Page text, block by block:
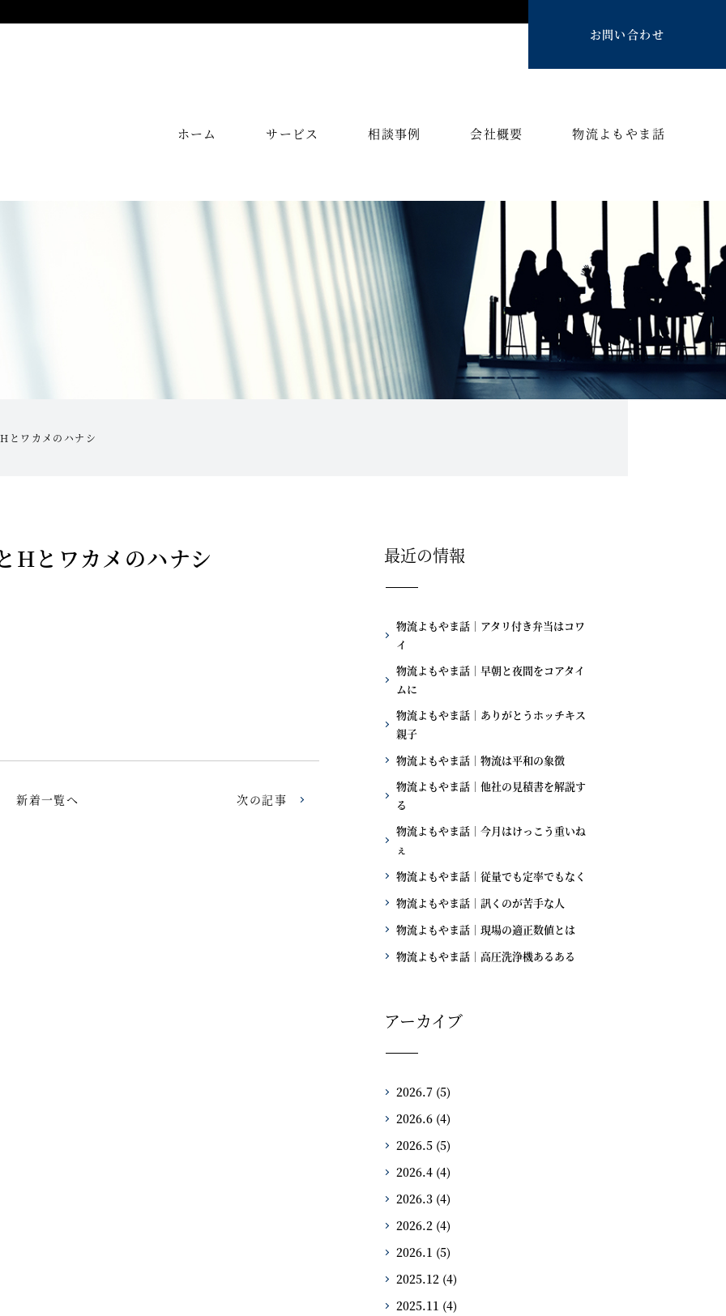
お問い合わせ
ホーム サービス 相談事例 会社概要 物流よもやま話
とワカメのハナシ
Hとワカメのハナシ
新着一覧へ 次の記事
最近の情報
物流よもやま話｜アタリ付き弁当はコワ
イ
物流よもやま話｜早朝と夜間をコアタイ
ムに
物流よもやま話｜ありがとうホッチキス
親子
物流よもやま話｜物流は平和の象徴
物流よもやま話｜他社の見積書を解説す
る
物流よもやま話｜今月はけっこう重いね
ぇ
物流よもやま話｜従量でも定率でもなく
物流よもやま話｜訊くのが苦手な人
物流よもやま話｜現場の適正数値とは
物流よもやま話｜高圧洗浄機あるある
アーカイブ
2026.7 (5)
2026.6 (4)
2026.5 (5)
2026.4 (4)
2026.3 (4)
2026.2 (4)
2026.1 (5)
2025.12 (4)
2025.11 (4)